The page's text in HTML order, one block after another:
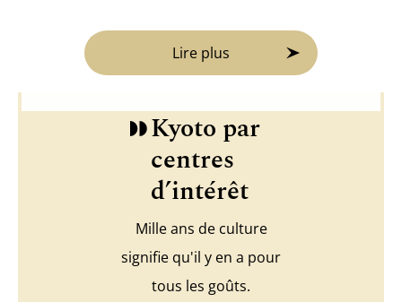
Lire plus
Kyoto par
centres
d’intérêt
Mille ans de culture
signifie qu'il y en a pour
tous les goûts.